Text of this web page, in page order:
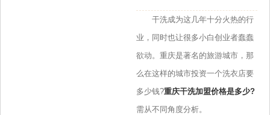
干洗成为这几年十分火热的行
业，同时也让很多小白创业者蠢蠢
欲动。重庆是著名的旅游城市，那
么在这样的城市投资一个洗衣店要
多少钱?重庆干洗加盟价格是多少?
需从不同角度分析。